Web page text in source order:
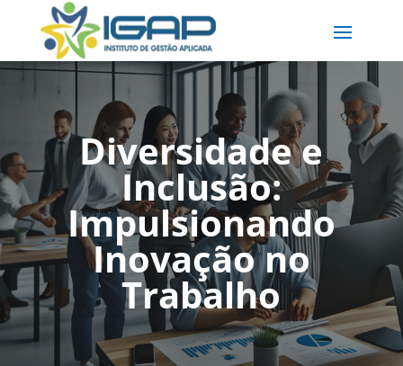
Diversidade e
Inclusão:
Impulsionando
Inovação no
Trabalho